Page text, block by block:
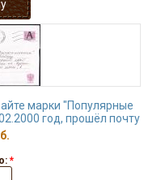
марки "Популярные
год, прошёл почту
*